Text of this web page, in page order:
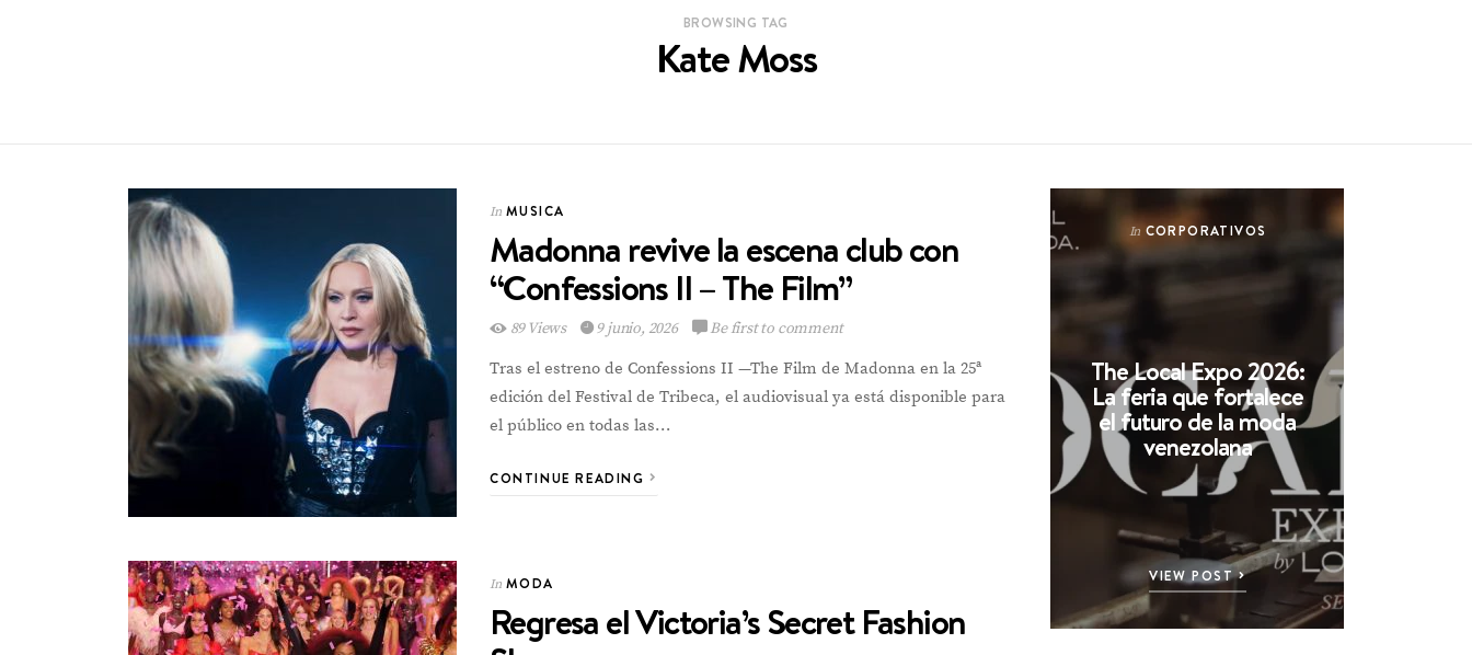
BROWSING TAG
Kate Moss
In MUSICA
Madonna revive la escena club con
“Confessions II – The Film”
89 Views 9 junio, 2026 Be first to comment
Tras el estreno de Confessions II —The Film de Madonna en la 25ª
edición del Festival de Tribeca, el audiovisual ya está disponible para
el público en todas las…
CONTINUE READING
In MODA
Regresa el Victoria’s Secret Fashion
Multinacional de
Sabores expande su
Portafolio de bebidas
In CORPORATIVOS
The Local Expo 2026:
La feria que fortalece
el futuro de la moda
venezolana
VIEW POST